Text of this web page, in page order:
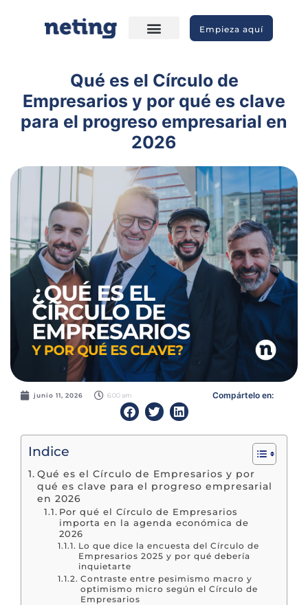
Empieza aquí
Qué es el Círculo de
Empresarios y por qué es clave
para el progreso empresarial en
2026
junio 11, 2026 6:00 am Compártelo en:
Indice
Qué es el Círculo de Empresarios y por
qué es clave para el progreso empresarial
en 2026
Por qué el Círculo de Empresarios
importa en la agenda económica de
2026
Lo que dice la encuesta del Círculo de
Empresarios 2025 y por qué debería
inquietarte
Contraste entre pesimismo macro y
optimismo micro según el Círculo de
Empresarios